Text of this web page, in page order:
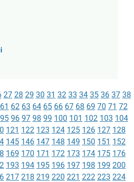
27 28 29 30 31 32 33 34 35 36 37 38
61 62 63 64 65 66 67 68 69 70 71 72
95 96 97 98 99 100 101 102 103 104
121 122 123 124 125 126 127 128
145 146 147 148 149 150 151 152
169 170 171 172 173 174 175 176
193 194 195 196 197 198 199 200
217 218 219 220 221 222 223 224